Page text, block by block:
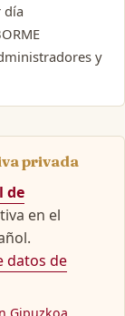
día
y
privada
de
en el
datos de
Gipuzkoa